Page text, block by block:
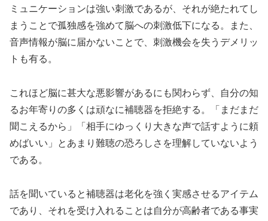
ミュニケーションは強い刺激であるが、それが絶たれてし
まうことで孤独感を強めて脳への刺激低下になる。また、
音声情報が脳に届かないことで、刺激機会を失うデメリッ
トも有る。
これほど脳に甚大な悪影響があるにも関わらず、自分の知
るお年寄りの多くは頑なに補聴器を拒絶する。「まだまだ
聞こえるから」「相手にゆっくり大きな声で話すように頼
めばいい」とあまり難聴の恐ろしさを理解していないよう
である。
話を聞いていると補聴器は老化を強く実感させるアイテム
であり、それを受け入れることは自分が高齢者である事実